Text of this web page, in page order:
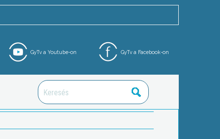
GyTv a Facebook-on
GyTv a Youtube-on